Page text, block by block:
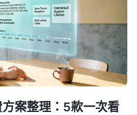
案整理：5款一次看